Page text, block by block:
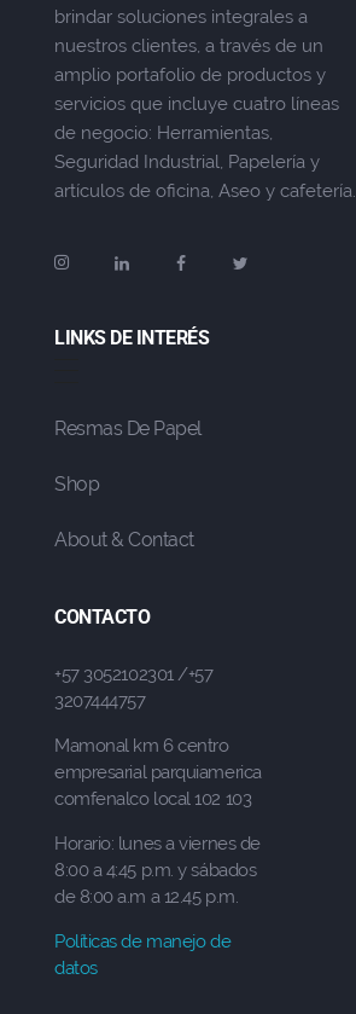
brindar soluciones integrales a
nuestros clientes, a través de un
amplio portafolio de productos y
servicios que incluye cuatro líneas
de negocio: Herramientas,
Seguridad Industrial, Papelería y
artículos de oficina, Aseo y cafetería.
LINKS DE INTERÉS
Resmas De Papel
Shop
About & Contact
CONTACTO
+57 3052102301 /+57
3207444757
Mamonal km 6 centro
empresarial parquiamerica
comfenalco local 102 103
Horario: lunes a viernes de
8:00 a 4:45 p.m. y sábados
de 8:00 a.m a 12.45 p.m.
Políticas de manejo de
datos